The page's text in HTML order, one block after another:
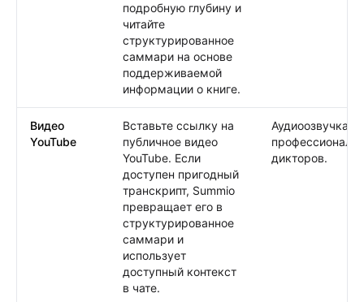
подробную глубину и
читайте
структурированное
саммари на основе
поддерживаемой
информации о книге.
Видео
YouTube
Вставьте ссылку на
публичное видео
YouTube. Если
доступен пригодный
транскрипт, Summio
превращает его в
структурированное
саммари и
использует
доступный контекст
в чате.
Аудиоозвучка от
дикторов.